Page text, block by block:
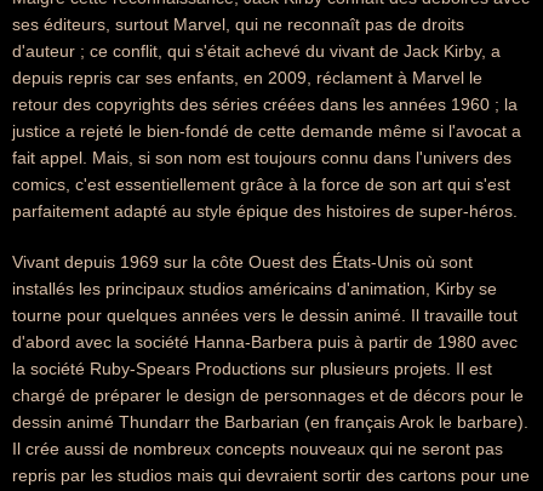
ses éditeurs, surtout Marvel, qui ne reconnaît pas de droits
d'auteur ; ce conflit, qui s'était achevé du vivant de Jack Kirby, a
depuis repris car ses enfants, en 2009, réclament à Marvel le
retour des copyrights des séries créées dans les années 1960 ; la
justice a rejeté le bien-fondé de cette demande même si l'avocat a
fait appel. Mais, si son nom est toujours connu dans l'univers des
comics, c'est essentiellement grâce à la force de son art qui s'est
parfaitement adapté au style épique des histoires de super-héros.
Vivant depuis 1969 sur la côte Ouest des États-Unis où sont
installés les principaux studios américains d'animation, Kirby se
tourne pour quelques années vers le dessin animé. Il travaille tout
d'abord avec la société Hanna-Barbera puis à partir de 1980 avec
la société Ruby-Spears Productions sur plusieurs projets. Il est
chargé de préparer le design de personnages et de décors pour le
dessin animé Thundarr the Barbarian (en français Arok le barbare).
Il crée aussi de nombreux concepts nouveaux qui ne seront pas
repris par les studios mais qui devraient sortir des cartons pour une